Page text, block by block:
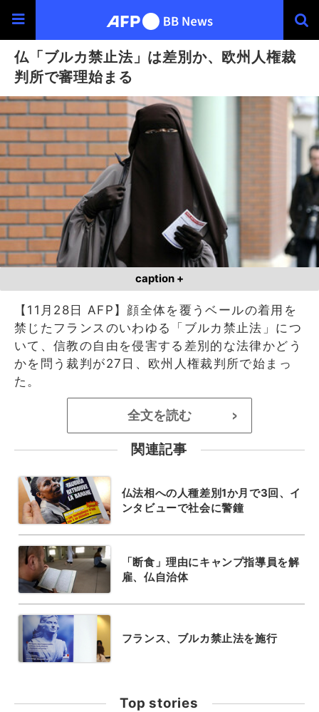
仏「ブルカ禁止法」は差別か、欧州人権裁
判所で審理始まる
caption +
【11月28日 AFP】顔全体を覆うベールの着用を
禁じたフランスのいわゆる「ブルカ禁止法」につ
いて、信教の自由を侵害する差別的な法律かどう
かを問う裁判が27日、欧州人権裁判所で始まっ
た。
全文を読む >
関連記事
仏法相への人種差別1か月で3回、イ
ンタビューで社会に警鐘
「断食」理由にキャンプ指導員を解
雇、仏自治体
フランス、ブルカ禁止法を施行
Top stories